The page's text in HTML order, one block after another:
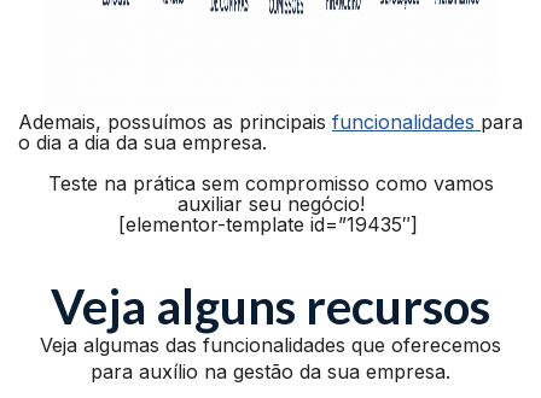
Ademais, possuímos as principais funcionalidades para
o dia a dia da sua empresa.
Teste na prática sem compromisso como vamos
auxiliar seu negócio!
[elementor-template id=”19435″]
Veja alguns recursos
Veja algumas das funcionalidades que oferecemos
para auxílio na gestão da sua empresa.